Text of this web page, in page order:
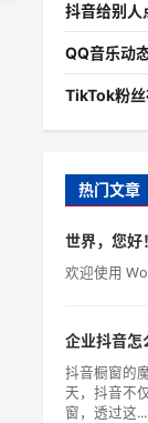
抖音给别人
QQ音乐动
TikTok粉
热门文章
世界，您好！
欢迎使用
企业抖音怎
抖音橱窗的
天，抖音不
窗，透过这...